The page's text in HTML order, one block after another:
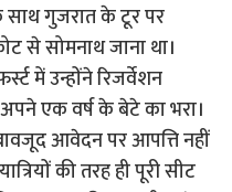
गुजरात के टूर पर
से सोमनाथ जाना था।
में उन्होंने रिजर्वेशन
अपने एक वर्ष के बेटे का भरा।
आवेदन पर आपत्ति नहीं
की तरह ही पूरी सीट